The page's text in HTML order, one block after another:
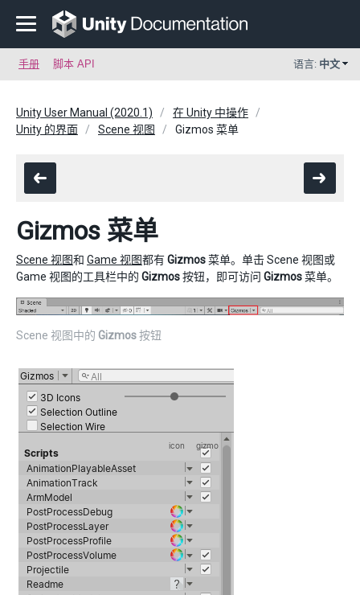
手册 脚本 API 语言: 中文
Unity User Manual (2020.1)
在 Unity 中操作
Unity 的界面
Scene 视图 Gizmos 菜单
Gizmos 菜单
Scene 视图和 Game 视图都有Gizmos菜单。单击 Scene 视图或
Game 视图的工具栏中的 Gizmos按钮，即可访问 Gizmos菜单。
Scene 视图中的 Gizmos按钮